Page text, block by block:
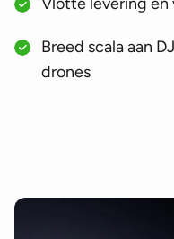
Breed scala aan
drones